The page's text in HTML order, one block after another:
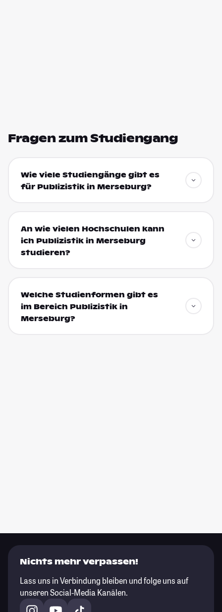
Fragen zum Studiengang
Wie viele Studiengänge gibt es
für Publizistik in Merseburg?
An wie vielen Hochschulen kann
ich Publizistik in Merseburg
studieren?
Welche Studienformen gibt es
im Bereich Publizistik in
Merseburg?
Nichts mehr verpassen!
Lass uns in Verbindung bleiben und folge uns auf
unseren Social-Media Kanälen.